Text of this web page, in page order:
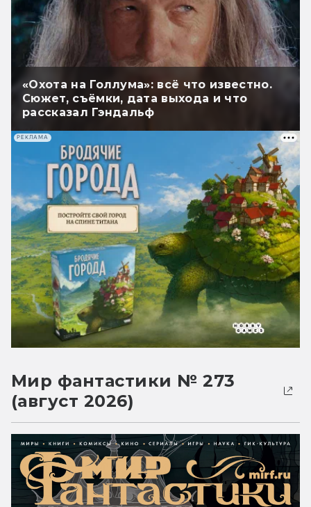
«Охота на Голлума»: всё что известно.
Сюжет, съёмки, дата выхода и что
рассказал Гэндальф
РЕКЛАМА
Мир фантастики № 273
(август 2026)